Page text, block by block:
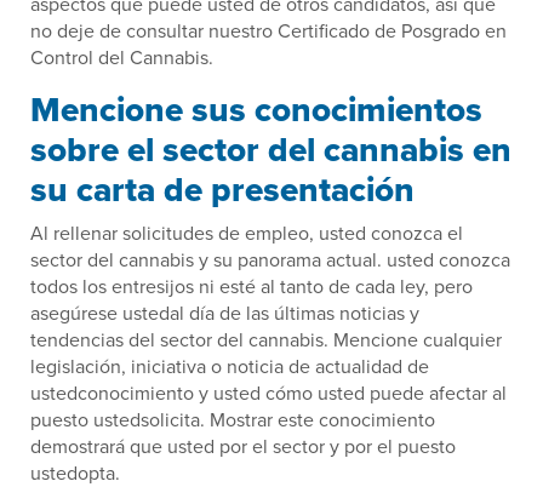
no deje de consultar nuestro Certificado de Posgrado en
Control del Cannabis.
Mencione sus conocimientos
sobre el sector del cannabis en
su carta de presentación
Al rellenar solicitudes de empleo, usted conozca el
sector del cannabis y su panorama actual. usted conozca
todos los entresijos ni esté al tanto de cada ley, pero
asegúrese ustedal día de las últimas noticias y
tendencias del sector del cannabis. Mencione cualquier
legislación, iniciativa o noticia de actualidad de
ustedconocimiento y usted cómo usted puede afectar al
puesto ustedsolicita. Mostrar este conocimiento
demostrará que usted por el sector y por el puesto
ustedopta.